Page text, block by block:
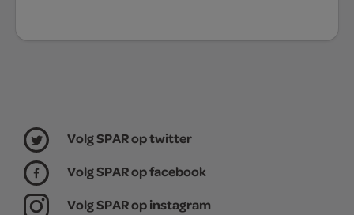
Volg SPAR op twitter
Volg SPAR op facebook
Volg SPAR op instagram